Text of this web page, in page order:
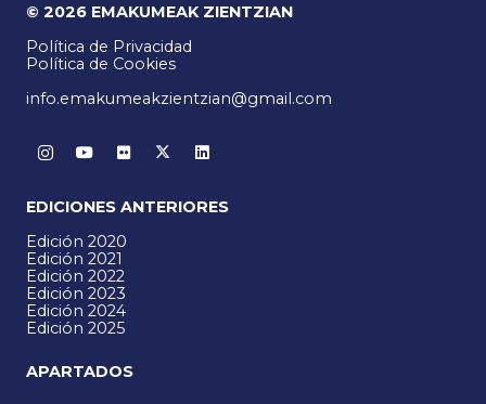
© 2026 EMAKUMEAK ZIENTZIAN
Política de Privacidad
Política de Cookies
info.emakumeakzientzian@gmail.com
EDICIONES ANTERIORES
Edición 2020
Edición 2021
Edición 2022
Edición 2023
Edición 2024
Edición 2025
APARTADOS